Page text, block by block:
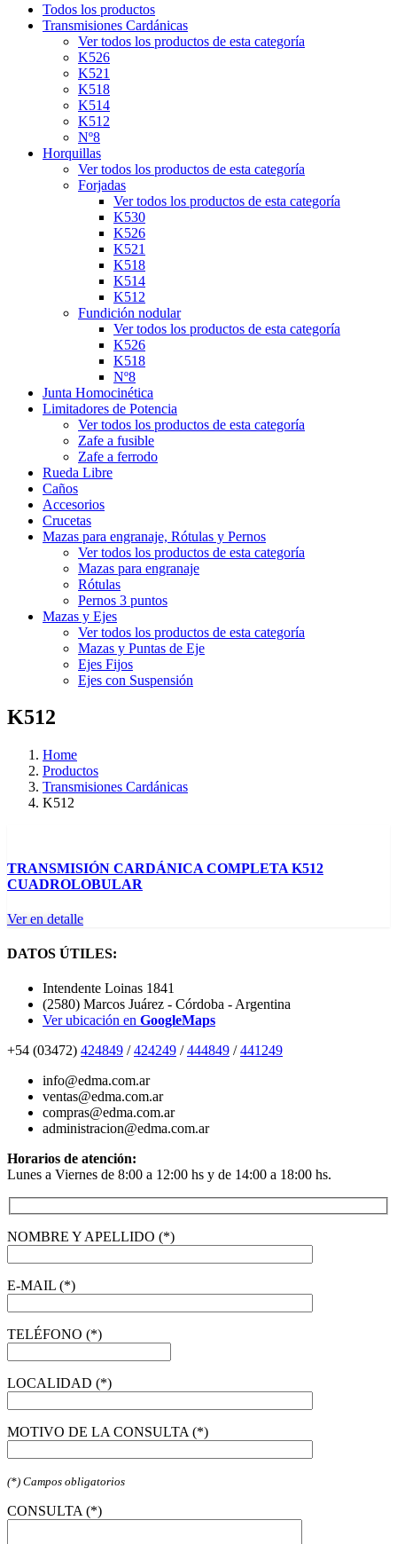
Todos los productos
Transmisiones Cardánicas
Ver todos los productos de esta categoría
K526
K521
K518
K514
K512
Nº8
Horquillas
Ver todos los productos de esta categoría
Forjadas
Ver todos los productos de esta categoría
K530
K526
K521
K518
K514
K512
Fundición nodular
Ver todos los productos de esta categoría
K526
K518
Nº8
Junta Homocinética
Limitadores de Potencia
Ver todos los productos de esta categoría
Zafe a fusible
Zafe a ferrodo
Rueda Libre
Caños
Accesorios
Crucetas
Mazas para engranaje, Rótulas y Pernos
Ver todos los productos de esta categoría
Mazas para engranaje
Rótulas
Pernos 3 puntos
Mazas y Ejes
Ver todos los productos de esta categoría
Mazas y Puntas de Eje
Ejes Fijos
Ejes con Suspensión
K512
Home
Productos
Transmisiones Cardánicas
K512
TRANSMISIÓN CARDÁNICA COMPLETA K512
CUADROLOBULAR
Ver en detalle
DATOS ÚTILES:
Intendente Loinas 1841
(2580) Marcos Juárez - Córdoba - Argentina
Ver ubicación en GoogleMaps
+54 (03472) 424849 /424249 /444849 /441249
info@edma.com.ar
ventas@edma.com.ar
compras@edma.com.ar
administracion@edma.com.ar
Horarios de atención:
Lunes a Viernes de 8:00 a 12:00 hs y de 14:00 a 18:00 hs.
NOMBRE Y APELLIDO (*)
E-MAIL (*)
TELÉFONO (*)
LOCALIDAD (*)
MOTIVO DE LA CONSULTA (*)
(*) Campos obligatorios
CONSULTA (*)